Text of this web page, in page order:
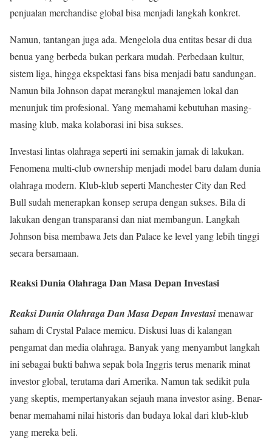
penjualan merchandise global bisa menjadi langkah konkret.
Namun, tantangan juga ada. Mengelola dua entitas besar di dua
benua yang berbeda bukan perkara mudah. Perbedaan kultur,
sistem liga, hingga ekspektasi fans bisa menjadi batu sandungan.
Namun bila Johnson dapat merangkul manajemen lokal dan
menunjuk tim profesional. Yang memahami kebutuhan masing-
masing klub, maka kolaborasi ini bisa sukses.
Investasi lintas olahraga seperti ini semakin jamak di lakukan.
Fenomena multi-club ownership menjadi model baru dalam dunia
olahraga modern. Klub-klub seperti Manchester City dan Red
Bull sudah menerapkan konsep serupa dengan sukses. Bila di
lakukan dengan transparansi dan niat membangun. Langkah
Johnson bisa membawa Jets dan Palace ke level yang lebih tinggi
secara bersamaan.
Reaksi Dunia Olahraga Dan Masa Depan Investasi
Reaksi Dunia Olahraga Dan Masa Depan Investasimenawar
saham di Crystal Palace memicu. Diskusi luas di kalangan
pengamat dan media olahraga. Banyak yang menyambut langkah
ini sebagai bukti bahwa sepak bola Inggris terus menarik minat
investor global, terutama dari Amerika. Namun tak sedikit pula
yang skeptis, mempertanyakan sejauh mana investor asing. Benar-
benar memahami nilai historis dan budaya lokal dari klub-klub
yang mereka beli.